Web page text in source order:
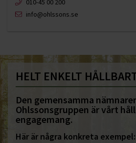
010-45 00 200​
info@ohlssons.se
HELT ENKELT
Den gemensamma
Ohlssonsgruppen är vårt
engagemang.
Här är några konkreta exempel: